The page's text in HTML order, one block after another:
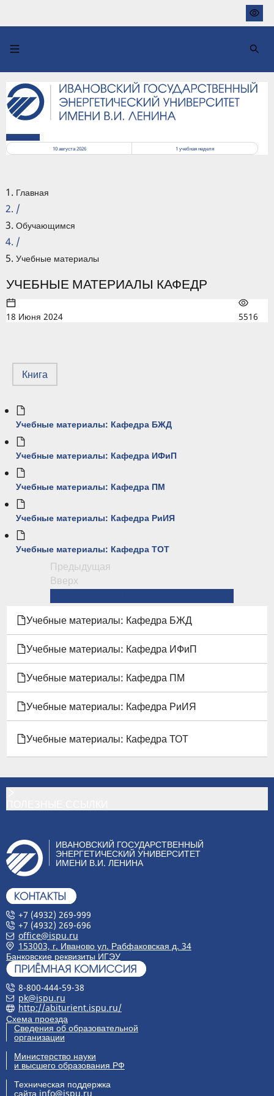
основному
10 августа 2026
1 учебная неделя
Главная
/
Обучающимся
/
Учебные материалы
УЧЕБНЫЕ МАТЕРИАЛЫ КАФЕДР
18 Июня 2024 5516
Книга
Учебные материалы: Кафедра БЖД
Учебные материалы: Кафедра ИФиП
Учебные материалы: Кафедра ПМ
Учебные материалы: Кафедра РиИЯ
Учебные материалы: Кафедра ТОТ
ПЕРЕКРЁСТНЫЕ
КНИГИ
ДЛЯ
УЧЕБНЫЕ
МАТЕРИАЛЫ
КАФЕДР
Предыдущая
Вверх
Учебные материалы: Кафедра БЖД
Учебные материалы: Кафедра ИФиП
Учебные материалы: Кафедра ПМ
Учебные материалы: Кафедра РиИЯ
Учебные материалы: Кафедра ТОТ
ИВАНОВСКИЙ ГОСУДАРСТВЕННЫЙ
ЭНЕРГЕТИЧЕСКИЙ УНИВЕРСИТЕТ
ИМЕНИ В.И. ЛЕНИНА
+7 (4932) 269-999
+7 (4932) 269-696
office@ispu.ru
153003, г. Иваново ул. Рабфаковская д. 34
Банковские реквизиты ИГЭУ
8-800-444-59-38
pk@ispu.ru
http://abiturient.ispu.ru/
Схема проезда
Сведения об образовательной
организации
Министерство науки
и высшего образования РФ
Техническая поддержка
сайта info@ispu.ru